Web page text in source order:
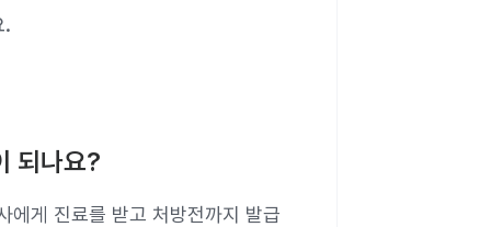
.
되나요?
에게 진료를 받고 처방전까지 발급